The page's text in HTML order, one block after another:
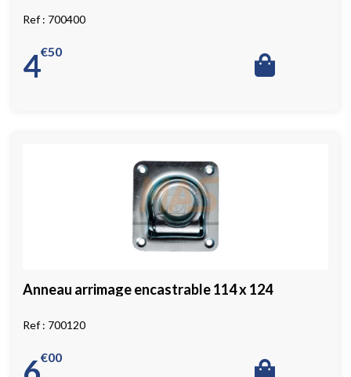
700400
4 50
€
Anneau arrimage encastrable 114 x 124
700120
00
€